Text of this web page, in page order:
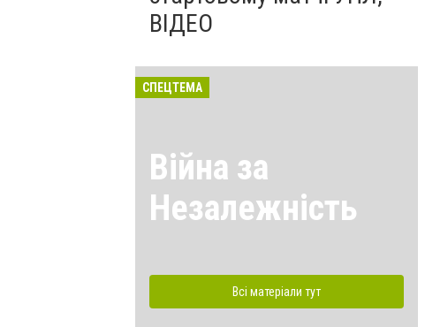
ВІДЕО
СПЕЦТЕМА
Війна за
Незалежність
Всі матеріали тут